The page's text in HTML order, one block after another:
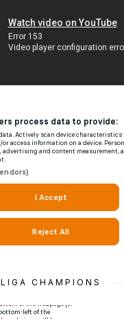
LIGA CHAMPIONS